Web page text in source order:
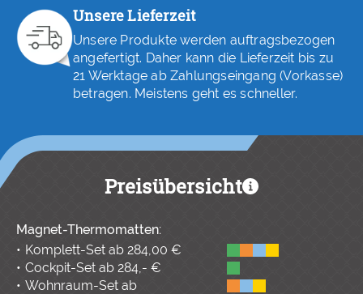
Unsere Lieferzeit
Unsere Produkte werden auftragsbezogen
angefertigt. Daher kann die Lieferzeit bis zu
21 Werktage ab Zahlungseingang (Vorkasse)
betragen. Meistens geht es schneller.
Preisübersicht
Magnet-Thermomatten:
Komplett-Set ab 284,00 €
Cockpit-Set ab 284,- €
Wohnraum-Set ab